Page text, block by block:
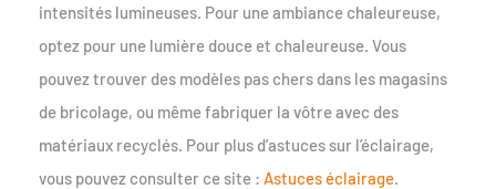
intensités lumineuses. Pour une ambiance chaleureuse,
optez pour une lumière douce et chaleureuse. Vous
pouvez trouver des modèles pas chers dans les magasins
de bricolage, ou même fabriquer la vôtre avec des
matériaux recyclés. Pour plus d’astuces sur l’éclairage,
vous pouvez consulter ce site : Astuces éclairage.